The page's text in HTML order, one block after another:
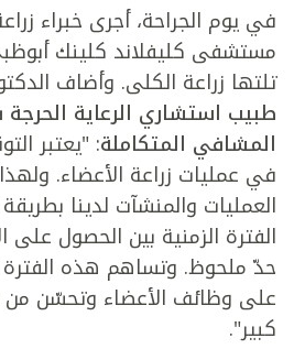
في يوم الجراحة، أجرى خبراء
مستشفى كليفلاند كلينك
تلتها زراعة الكلى. وأضاف
طبيب استشاري الرعاية
المشافي المتكاملة: "يعتبر
في عمليات زراعة الأعضاء.
العمليات والمنشآت لدينا
الفترة الزمنية بين الحصول على
حدّ ملحوظ. وتساهم هذه
على وظائف الأعضاء وتحسّن من
كبير".